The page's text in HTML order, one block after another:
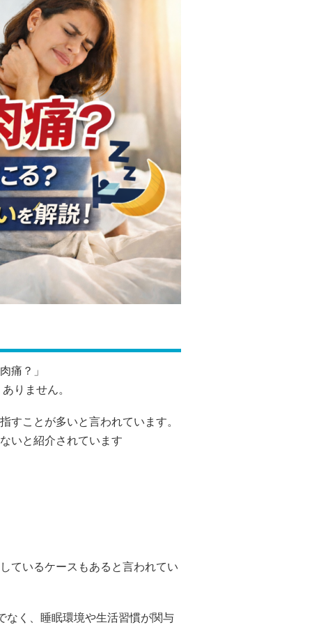
痛？」
りません。
すことが多いと言われています。
いと紹介されています
ているケースもあると言われてい
なく、睡眠環境や生活習慣が関与